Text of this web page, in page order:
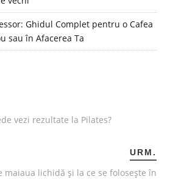
Ghidul Complet pentru o Cafea
sau în Afacerea Ta
vezi rezultate la Pilates?
URM.
maiaua lichidă și la ce se folosește în